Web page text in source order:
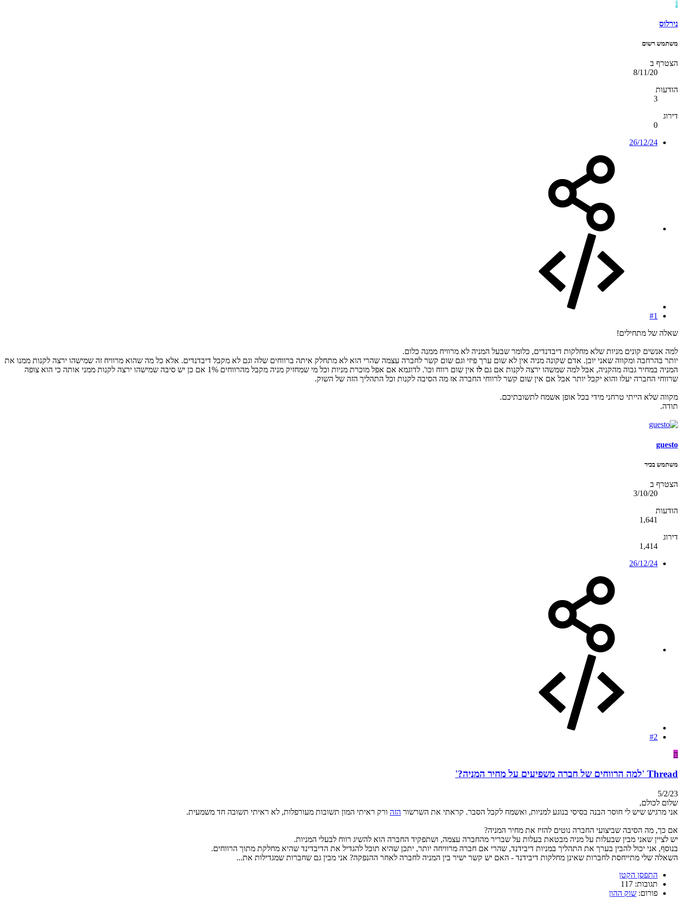
נ
נירלוס
משתמש רשום
הצטרף ב
8/11/20
הודעות
3
דירוג
0
26/12/24
#1
שאלה של מתחילים!
למה אנשים קונים מניות שלא מחלקות דיבדנדים, כלומר שבעל המניה לא מרוויח ממנה כלום.
יותר בהרחבה ומקווה שאני יובן. אדם שקונה מניה אין לא שום ערך פיזי וגם שום קשר לחברה עצמה שהרי הוא לא מתחלק איתה ברווחים שלה וגם לא מקבל דיבדנדים. אלא כל מה שהוא מרוויח זה שמישהו ירצה לקנות ממנו את
המניה במחיר גבוה מהקניה, אבל למה שמשהו ירצה לקנות אם גם לו
אין שום רווח וכו'. לדוגמא אם אפל מוכרת מניות וכל מי שמחזיק מניה מקבל מהרווחים 1% אם כן יש סיבה שמישהו ירצה לקנות ממני אותה כי הוא צופה
שרווחי החברה יעלו והוא יקבל יותר אבל אם אין שום קשר לרווחי החברה אז מה הסיבה לקנות וכל התהליך הזה של השוק.
מקווה שלא הייתי טרחני מידי בכל אופן אשמח לתשובתיכם.
תודה.
guesto
משתמש בכיר
הצטרף ב
3/10/20
הודעות
1,641
דירוג
1,414
26/12/24
#2
ה
Thread 'למה הרווחים של חברה משפיעים על מחיר המניה?'
5/2/23
שלום לכולם,
אני מרגיש שיש לי חוסר הבנה בסיסי בנוגע למניות, ואשמח לקבל הסבר. קראתי את השרשור הזה ורק ראיתי המון תשובות מעורפלות, לא ראיתי תשובה חד משמעית.
אם כך, מה הסיבה שביצועי החברה נוטים להזיז את מחיר המניה?
יש לציין שאני מבין שבעלות על מניה מבטאת בעלות על שבריר מהחברה עצמה, ושתפקיד החברה הוא להשיג רווח לבעלי המניות.
בנוסף, אני יכול להבין בערך את התהליך במניות דיבידנד, שהרי אם חברה מרוויחה יותר, יתכן שהיא תוכל להגדיל את הדיבדינד שהיא מחלקת מתוך הרווחים.
השאלה שלי מתייחסת לחברות שאינן מחלקות דיבידנד - האם יש קשר ישיר בין המניה לחברה לאחר ההנפקה? אני מבין גם שחברות שמגדילות את...
התפסן הקטן
תגובות: 117
פורום: שוק ההון